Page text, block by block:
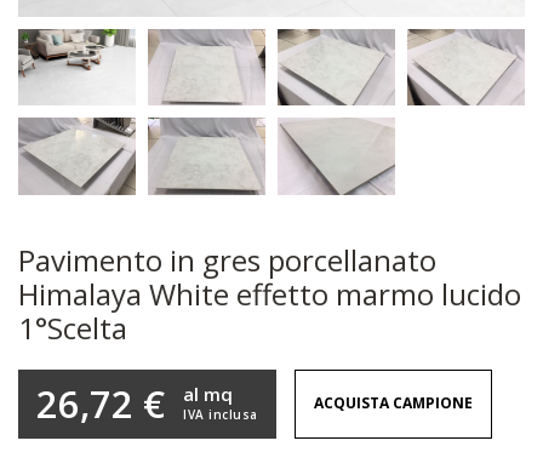
Pavimento in gres porcellanato
Himalaya White effetto marmo lucido
1°Scelta
26,72 € IVA inclusa
al mq ACQUISTA CAMPIONE